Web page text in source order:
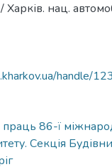
Харків. нац.
handle/
86-ї
Секція